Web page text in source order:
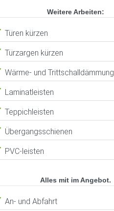
Weitere Arbeiten:
Türen kürzen
Türzargen kürzen
Wärme- und Trittschalldämmung
Laminatleisten
Teppichleisten
Übergangsschienen
PVC-leisten
Alles mit im Angebot.
An- und Abfahrt